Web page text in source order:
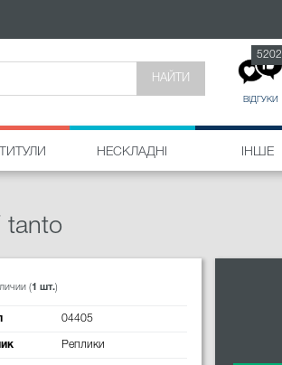
НАЙТИ
ВІДГУКИ
5202
НЕСКЛАДНІ ІНШЕ
tanto
(1 шт.)
04405
Реплики